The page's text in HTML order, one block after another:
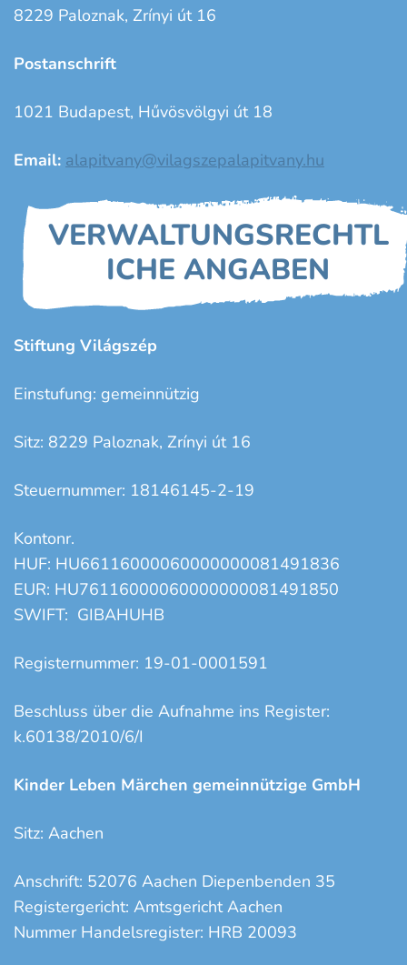
8229 Paloznak, Zrínyi út 16
Postanschrift
1021 Budapest, Hűvösvölgyi út 18
Email: alapitvany@vilagszepalapitvany.hu
VERWALTUNGSRECHTL
ICHE ANGABEN
Stiftung Világszép
Einstufung: gemeinnützig
Sitz: 8229 Paloznak, Zrínyi út 16
Steuernummer: 18146145-2-19
Kontonr.
HUF: HU66116000060000000081491836
EUR: HU76116000060000000081491850
SWIFT: GIBAHUHB
Registernummer: 19-01-0001591
Beschluss über die Aufnahme ins Register:
k.60138/2010/6/I
Kinder Leben Märchen gemeinnützige GmbH
Sitz: Aachen
Anschrift: 52076 Aachen Diepenbenden 35
Registergericht: Amtsgericht Aachen
Nummer Handelsregister: HRB 20093